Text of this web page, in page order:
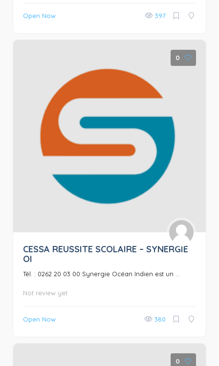
Open Now 397
0
CESSA REUSSITE SCOLAIRE – SYNERGIE
OI
Tél. : 0262 20 03 00 Synergie Océan Indien est un ...
Not review yet
Open Now 380
0